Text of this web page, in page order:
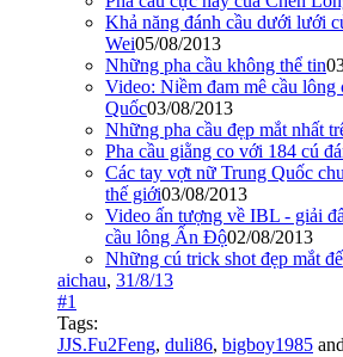
Khả năng đánh cầu dưới lưới
Wei05/08/2013
Những pha cầu không thể tin
Video: Niềm đam mê cầu lông
Quốc03/08/2013
Những pha cầu đẹp mắt nhất
Pha cầu giằng co với 184 cú
Các tay vợt nữ Trung Quốc
thế giới03/08/2013
Video ấn tượng về IBL - giải
cầu lông Ấn Độ02/08/2013
Những cú trick shot đẹp mắt
aichau, 31/8/13
#1
Tags:
JJS.Fu2Feng, duli86, bigboy1985